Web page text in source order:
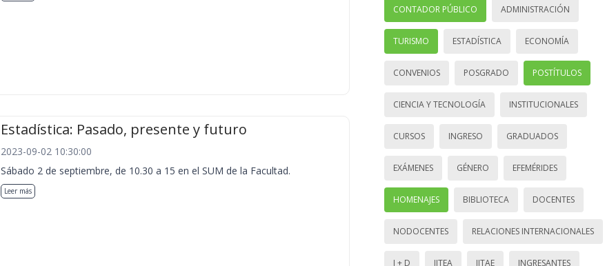
Estadística: Pasado, presente y futuro
2023-09-02 10:30:00
Sábado 2 de septiembre, de 10.30 a 15 en el SUM de la Facultad.
Leer más
CONTADOR PÚBLICO ADMINISTRACIÓN
TURISMO ESTADÍSTICA ECONOMÍA
CONVENIOS POSGRADO POSTÍTULOS
CIENCIA Y TECNOLOGÍA INSTITUCIONALES
CURSOS INGRESO GRADUADOS
EXÁMENES GÉNERO EFEMÉRIDES
HOMENAJES BIBLIOTECA DOCENTES
NODOCENTES RELACIONES INTERNACIONALES
I + D IITEA IITAE INGRESANTES